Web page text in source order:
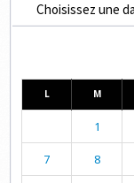
Choisissez une
L M
1
7 8